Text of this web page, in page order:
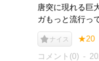
唐突に現れる巨
ガもっと流行っ
ナイス ★20
コメント(0)